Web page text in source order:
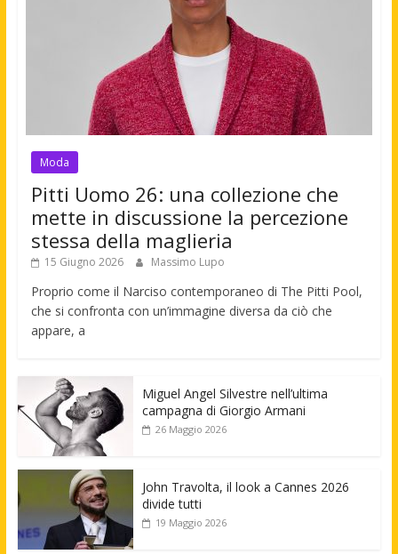
Moda
Pitti Uomo 26: una collezione che
mette in discussione la percezione
stessa della maglieria
15 Giugno 2026 Massimo Lupo
Proprio come il Narciso contemporaneo di The Pitti Pool,
che si confronta con un’immagine diversa da ciò che
appare, a
Miguel Angel Silvestre nell’ultima
campagna di Giorgio Armani
26 Maggio 2026
John Travolta, il look a Cannes 2026
divide tutti
19 Maggio 2026